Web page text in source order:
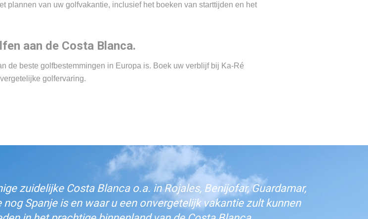
plannen van uw golfvakantie, inclusief het boeken van starttijden en het
aan de Costa Blanca.
de beste golfbestemmingen in Europa is. Boek uw verblijf bij Ka-Ré
golfervaring.
zuidelijke Costa Blanca o.a. in Rojales, Benijofar, Guardamar,
Spanje is en waar u een onvergetelijk vakantie zult kunnen